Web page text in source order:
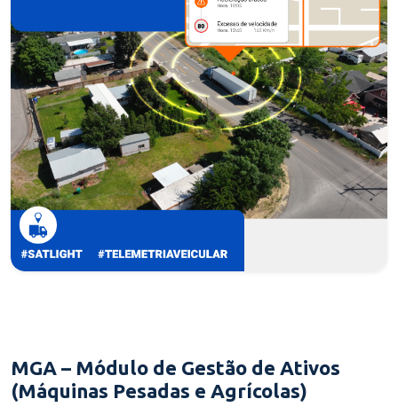
MGA – Módulo de Gestão de Ativos
(Máquinas Pesadas e Agrícolas)